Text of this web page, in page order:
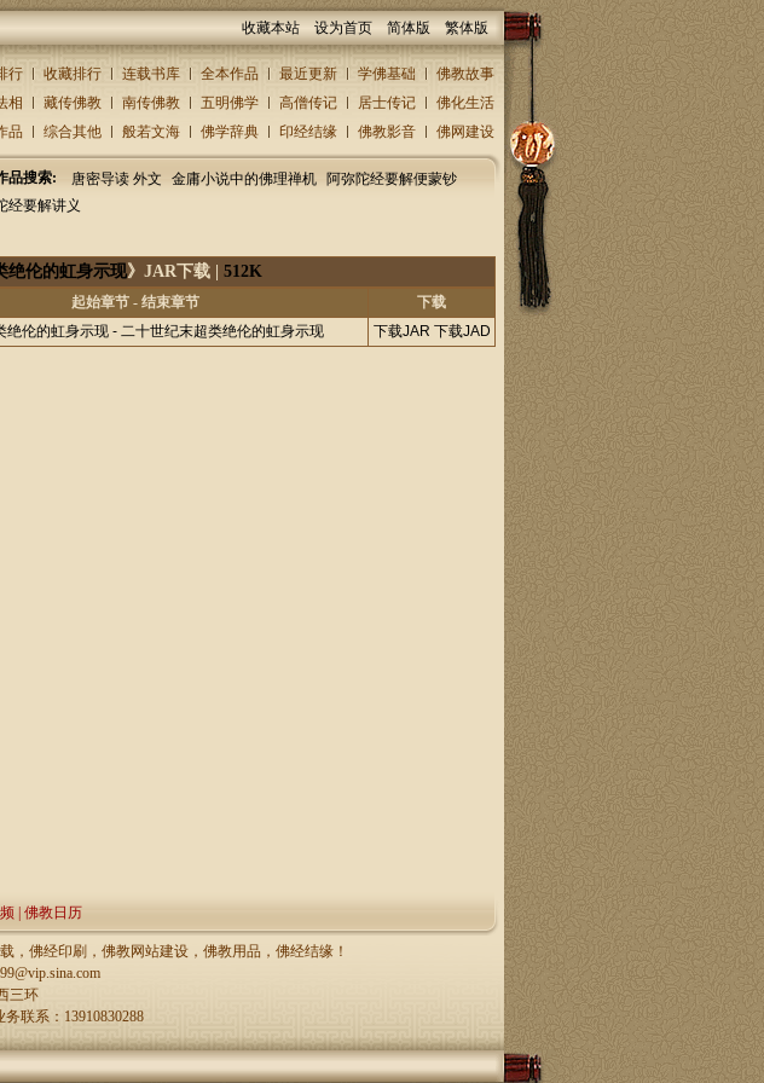
收藏本站 设为首页 简体版 繁体版
行 收藏排行 连载书库 全本作品 最近更新 学佛基础
佛教故事
相 藏传佛教 南传佛教 五明佛学 高僧传记 居士传记
佛化生活
品 综合其他 般若文海 佛学辞典 印经结缘 佛教影音 佛网建设
品搜索: 唐密导读 外文 金庸小说中的佛理禅机
阿弥陀经要解便蒙钞
经要解讲义
绝伦的虹身示现》JAR下载 | 512K
起始章节 - 结束章节
下载
绝伦的虹身示现 - 二十世纪末超类绝伦的虹身示现 下载JAR 下载JAD
佛教日历
，佛经印刷，佛教网站建设，佛教用品，佛经结缘！
三环
联系：13910830288